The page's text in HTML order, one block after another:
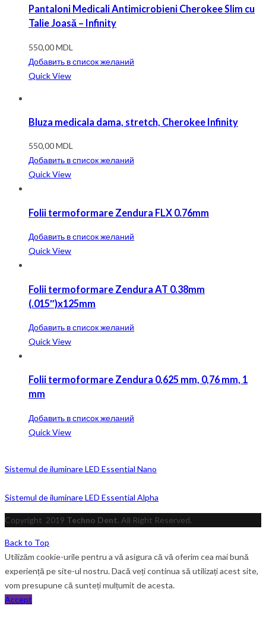
Pantaloni Medicali Antimicrobieni Cherokee Slim cu
Talie Joasă – Infinity
550,00MDL
Добавить в список желаний
Quick View
Bluza medicala dama, stretch, Cherokee Infinity
550,00MDL
Добавить в список желаний
Quick View
Folii termoformare Zendura FLX 0.76mm
Добавить в список желаний
Quick View
Folii termoformare Zendura AT 0.38mm
(.015″)x125mm
Добавить в список желаний
Quick View
Folii termoformare Zendura 0,625 mm, 0,76 mm, 1
mm
Добавить в список желаний
Quick View
Sistemul de iluminare LED Essential Nano
Sistemul de iluminare LED Essential Alpha
Copyright 2019 Techno Dent. All Right Reserved.
Back to Top
Utilizăm cookie-urile pentru a vă asigura că vă oferim cea mai bună
experiență pe site-ul nostru. Dacă veți continua să utilizați acest site,
vom presupune că sunteți mulțumit de acesta.
Accept